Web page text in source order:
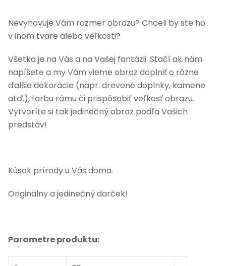
Nevyhovuje Vám rozmer obrazu? Chceli by ste ho
v inom tvare alebo veľkosti?
Všetko je na Vás a na Vašej fantázii. Stačí ak nám
napíšete a my Vám vieme obraz doplniť o rôzne
ďalšie dekorácie (napr. drevené doplnky, kamene
atď.), farbu rámu či prispôsobiť veľkosť obrazu.
Vytvoríte si tak jedinečný obraz podľa Vašich
predstáv!
Kúsok prírody u Vás doma.
Originálny a jedinečný darček!
Parametre produktu: